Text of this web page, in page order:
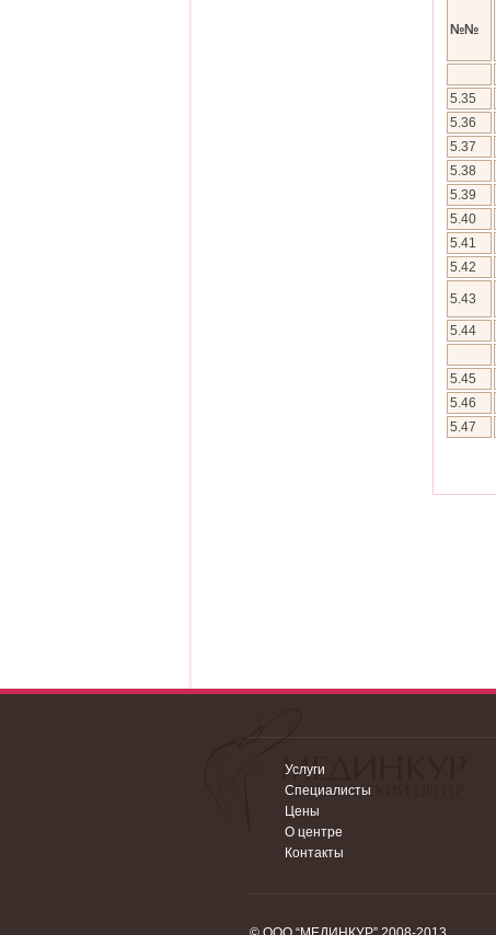
№№
5.35
5.36
5.37
5.38
5.39
5.40
5.41
5.42
5.43
5.44
5.45
5.46
5.47
Услуги
Специалисты
Цены
О центре
Контакты